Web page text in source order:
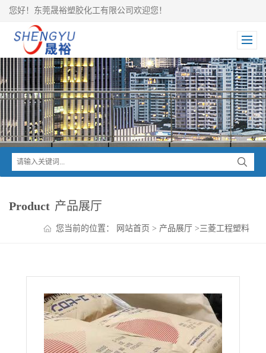
您好！东莞晟裕塑胶化工有限公司欢迎您！
Product 产品展厅
您当前的位置： 网站首页 > 产品展厅 >三菱工程塑料